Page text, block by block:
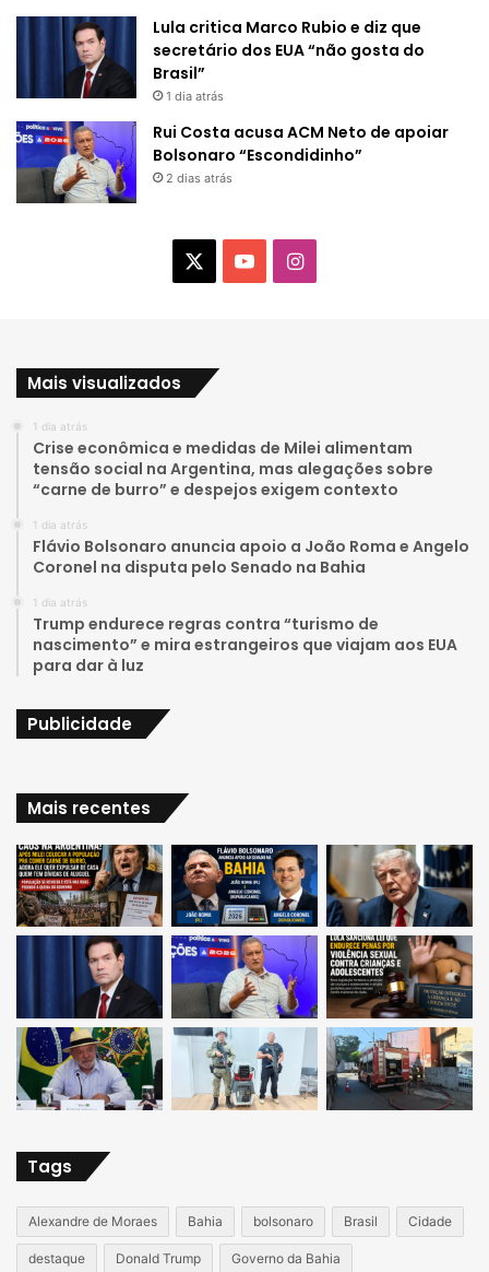
Lula critica Marco Rubio e diz que
secretário dos EUA “não gosta do
Brasil”
1 dia atrás
Rui Costa acusa ACM Neto de apoiar
Bolsonaro “Escondidinho”
2 dias atrás
b
I
g
a
Mais visualizados
1 dia atrás
Crise econômica e medidas de Milei alimentam
tensão social na Argentina, mas alegações sobre
“carne de burro” e despejos exigem contexto
1 dia atrás
Flávio Bolsonaro anuncia apoio a João Roma e Angelo
Coronel na disputa pelo Senado na Bahia
1 dia atrás
Trump endurece regras contra “turismo de
nascimento” e mira estrangeiros que viajam aos EUA
para dar à luz
Publicidade
Mais recentes
Tags
Alexandre de Moraes Bahia bolsonaro Brasil Cidade
destaque Donald Trump Governo da Bahia